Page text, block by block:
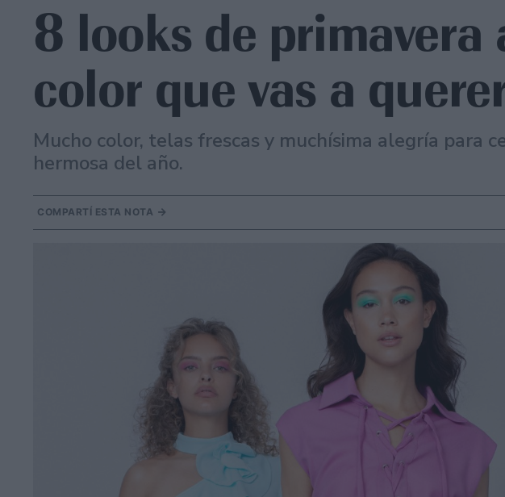
8 looks de primavera
color que vas a
Mucho color, telas frescas y muchísima alegría para
hermosa del año.
COMPARTÍ ESTA NOTA